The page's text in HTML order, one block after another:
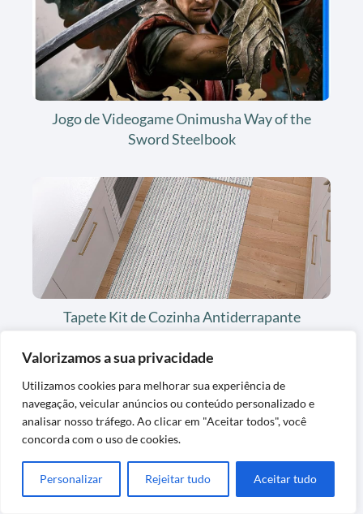
Valorizamos a sua privacidade
Utilizamos cookies para melhorar sua experiência de
navegação, veicular anúncios ou conteúdo personalizado e
analisar nosso tráfego. Ao clicar em "Aceitar todos", você
concorda com o uso de cookies.
Personalizar Rejeitar tudo Aceitar tudo
Jogo de Videogame Onimusha Way of the
Sword Steelbook
Tapete Kit de Cozinha Antiderrapante